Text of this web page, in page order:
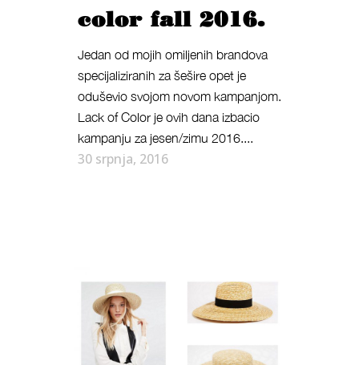
color fall 2016.
Jedan od mojih omiljenih brandova
specijaliziranih za šešire opet je
oduševio svojom novom kampanjom.
Lack of Color je ovih dana izbacio
kampanju za jesen/zimu 2016....
30 srpnja, 2016